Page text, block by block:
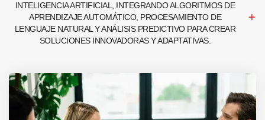
INTELIGENCIA ARTIFICIAL, INTEGRANDO ALGORITMOS DE
APRENDIZAJE AUTOMÁTICO, PROCESAMIENTO DE
LENGUAJE NATURAL Y ANÁLISIS PREDICTIVO PARA CREAR
SOLUCIONES INNOVADORAS Y ADAPTATIVAS.